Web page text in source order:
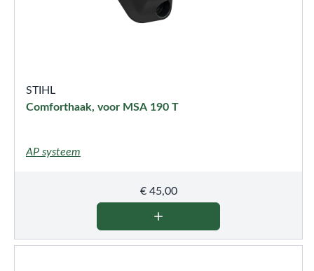
STIHL
Comforthaak, voor MSA 190 T
AP systeem
€45,00